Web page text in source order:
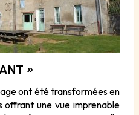
»
ont été transformées en
offrant une vue imprenable